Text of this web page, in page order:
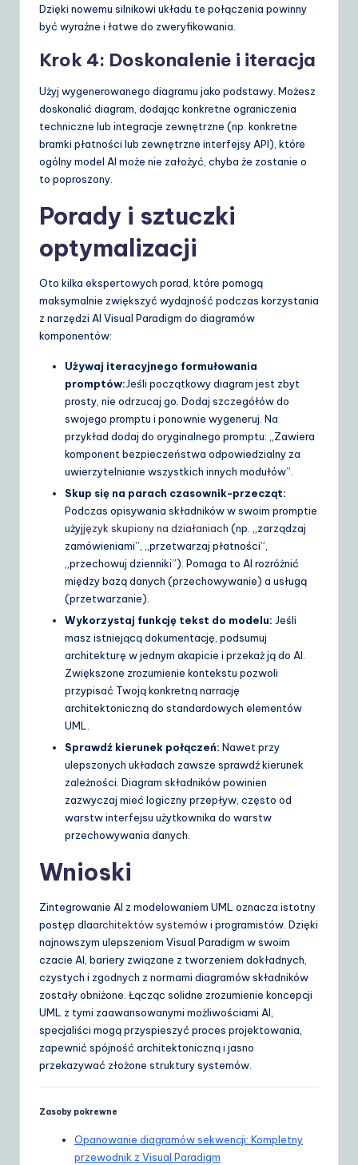
Dzięki nowemu silnikowi układu te połączenia powinny
być wyraźne i łatwe do zweryfikowania.
Krok 4: Doskonalenie i iteracja
Użyj wygenerowanego diagramu jako podstawy. Możesz
doskonalić diagram, dodając konkretne ograniczenia
techniczne lub integracje zewnętrzne (np. konkretne
bramki płatności lub zewnętrzne interfejsy API), które
ogólny model AI może nie założyć, chyba że zostanie o
to poproszony.
Porady i sztuczki
optymalizacji
Oto kilka ekspertowych porad, które pomogą
maksymalnie zwiększyć wydajność podczas korzystania
z narzędzi AI Visual Paradigm do diagramów
komponentów:
Używaj iteracyjnego formułowania
promptów:Jeśli początkowy diagram jest zbyt
prosty, nie odrzucaj go. Dodaj szczegółów do
swojego promptu i ponownie wygeneruj. Na
przykład dodaj do oryginalnego promptu: „Zawiera
komponent bezpieczeństwa odpowiedzialny za
uwierzytelnianie wszystkich innych modułów”.
Skup się na parach czasownik-przecząt:
Podczas opisywania składników w swoim promptie
użyjjęzyk skupiony na działaniach (np. „zarządzaj
zamówieniami”, „przetwarzaj płatności”,
„przechowuj dzienniki”). Pomaga to AI rozróżnić
między bazą danych (przechowywanie) a usługą
(przetwarzanie).
Wykorzystaj funkcję tekst do modelu: Jeśli
masz istniejącą dokumentację, podsumuj
architekturę w jednym akapicie i przekaż ją do AI.
Zwiększone zrozumienie kontekstu pozwoli
przypisać Twoją konkretną narrację
architektoniczną do standardowych elementów
UML.
Sprawdź kierunek połączeń: Nawet przy
ulepszonych układach zawsze sprawdź kierunek
zależności. Diagram składników powinien
zazwyczaj mieć logiczny przepływ, często od
warstw interfejsu użytkownika do warstw
przechowywania danych.
Wnioski
Zintegrowanie AI z modelowaniem UML oznacza istotny
postęp dlaarchitektów systemówi programistów. Dzięki
najnowszym ulepszeniom Visual Paradigm w swoim
czacie AI, bariery związane z tworzeniem dokładnych,
czystych i zgodnych z normami diagramów składników
zostały obniżone. Łącząc solidne zrozumienie koncepcji
UML z tymi zaawansowanymi możliwościami AI,
specjaliści mogą przyspieszyć proces projektowania,
zapewnić spójność architektoniczną i jasno
przekazywać złożone struktury systemów.
Zasoby pokrewne
Opanowanie diagramów sekwencji: Kompletny
przewodnik z Visual Paradigm